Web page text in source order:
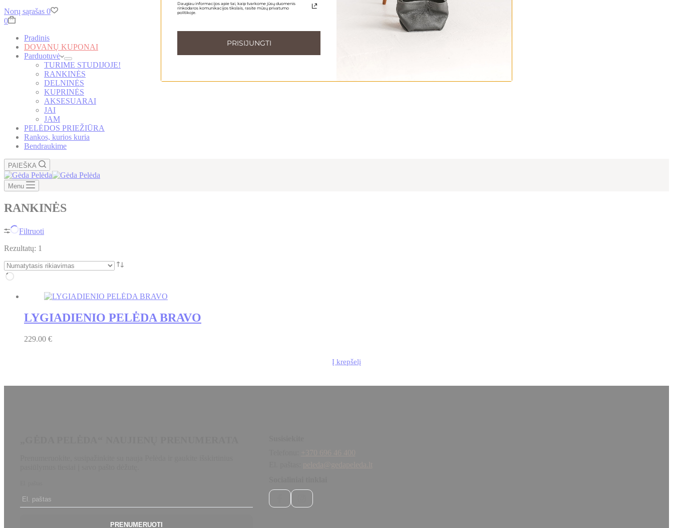
Norų sąrašas 0
Krepšelis
0
Pradinis
DOVANŲ KUPONAI
Parduotuvė
TURIME STUDIJOJE!
RANKINĖS
DELNINĖS
KUPRINĖS
AKSESUARAI
JAI
JAM
PELĖDOS PRIEŽIŪRA
Rankos, kurios kuria
Bendraukime
PAIEŠKA
Menu
RANKINĖS
Filtruoti
Rezultatų: 1
LYGIADIENIO PELĖDA BRAVO
229.00 €
Į krepšelį
PRENUMERUOTI
FacebookInstagram
Daugiau informacijos apie tai, kaip tvarkome jūsų duomenis
rinkodaros komunikacijos tikslais, rasite mūsų privatumo
politikoje.
PRISIJUNGTI